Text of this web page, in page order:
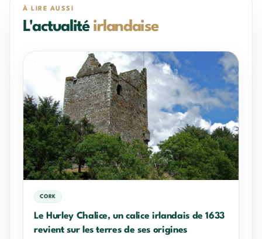
À LIRE AUSSI
L'actualité irlandaise
CORK
Le Hurley Chalice, un calice irlandais de 1633
revient sur les terres de ses origines